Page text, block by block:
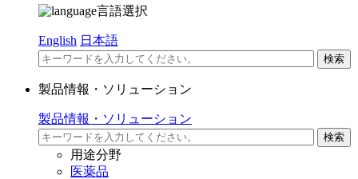
言語選択
English 日本語
製品情報・ソリューション
製品情報・ソリューション
用途分野
医薬品